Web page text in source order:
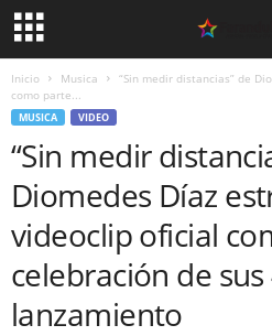
Inicio Musica
“Sin medir distancias” de
como parte...
MUSICA VIDEO
“Sin medir
Diomedes Díaz
videoclip oficial
celebración de
lanzamiento